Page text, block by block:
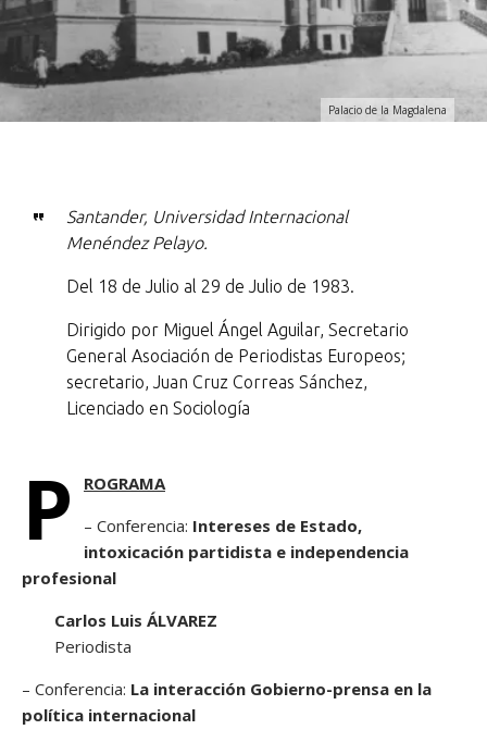
Palacio de la Magdalena
Santander, Universidad Internacional
Menéndez Pelayo.
Del 18 de Julio al 29 de Julio de 1983.
Dirigido por Miguel Ángel Aguilar, Secretario
General Asociación de Periodistas Europeos;
secretario, Juan Cruz Correas Sánchez,
Licenciado en Sociología
P
ROGRAMA
– Conferencia: Intereses de Estado,
intoxicación partidista e independencia
profesional
Carlos Luis ÁLVAREZ
Periodista
– Conferencia: La interacción Gobierno-prensa en la
política internacional